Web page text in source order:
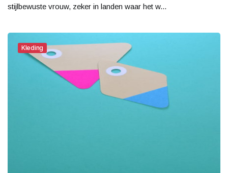
stijlbewuste vrouw, zeker in landen waar het w...
Kleding